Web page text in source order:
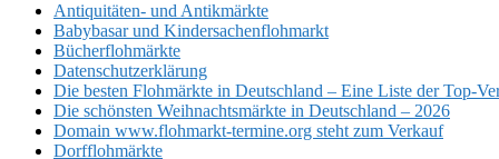
Antiquitäten- und Antikmärkte
Babybasar und Kindersachenflohmarkt
Bücherflohmärkte
Datenschutzerklärung
Die besten Flohmärkte in Deutschland – Eine Liste der Top-
Die schönsten Weihnachtsmärkte in Deutschland – 2026
Domain www.flohmarkt-termine.org steht zum Verkauf
Dorfflohmärkte